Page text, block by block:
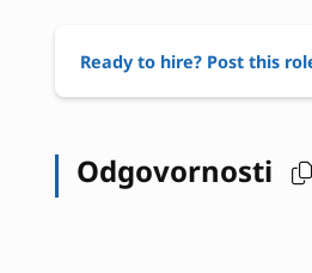
Ready to hire? Post this
Odgovornosti